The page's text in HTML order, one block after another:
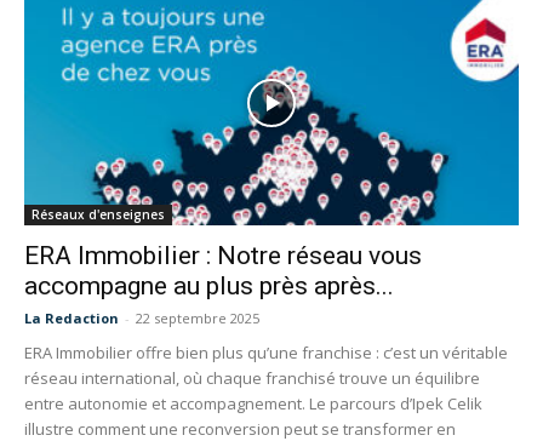
Réseaux d'enseignes
ERA Immobilier : Notre réseau vous
accompagne au plus près après...
La Redaction - 22 septembre 2025
ERA Immobilier offre bien plus qu’une franchise : c’est un véritable
réseau international, où chaque franchisé trouve un équilibre
entre autonomie et accompagnement. Le parcours d’Ipek Celik
illustre comment une reconversion peut se transformer en